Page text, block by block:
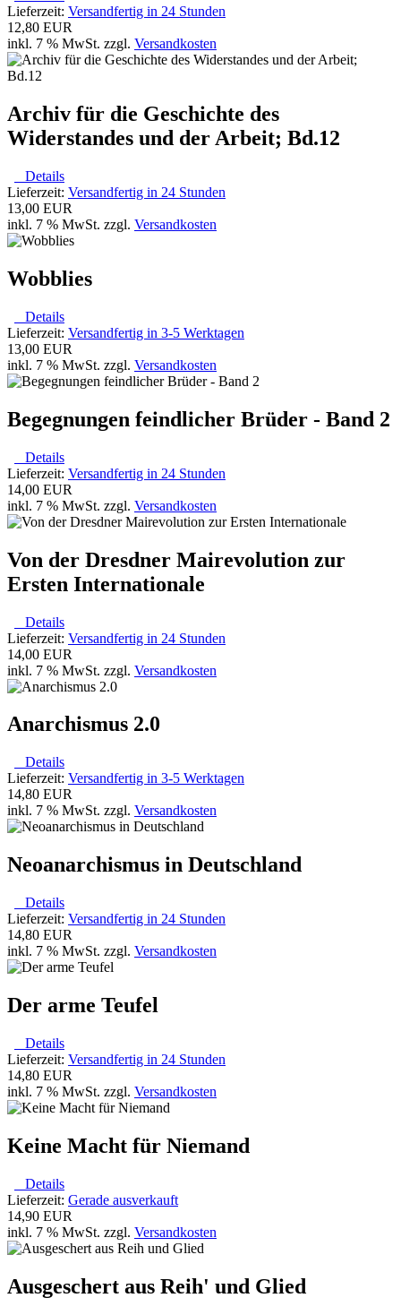
Lieferzeit: Versandfertig in 24 Stunden
12,80 EUR
inkl. 7 % MwSt. zzgl. Versandkosten
Archiv für die Geschichte des
Widerstandes und der Arbeit; Bd.12
Details
Lieferzeit: Versandfertig in 24 Stunden
13,00 EUR
inkl. 7 % MwSt. zzgl. Versandkosten
Wobblies
Details
Lieferzeit: Versandfertig in 3-5 Werktagen
13,00 EUR
inkl. 7 % MwSt. zzgl. Versandkosten
Begegnungen feindlicher Brüder - Band 2
Details
Lieferzeit: Versandfertig in 24 Stunden
14,00 EUR
inkl. 7 % MwSt. zzgl. Versandkosten
Von der Dresdner Mairevolution zur
Ersten Internationale
Details
Lieferzeit: Versandfertig in 24 Stunden
14,00 EUR
inkl. 7 % MwSt. zzgl. Versandkosten
Anarchismus 2.0
Details
Lieferzeit: Versandfertig in 3-5 Werktagen
14,80 EUR
inkl. 7 % MwSt. zzgl. Versandkosten
Neoanarchismus in Deutschland
Details
Lieferzeit: Versandfertig in 24 Stunden
14,80 EUR
inkl. 7 % MwSt. zzgl. Versandkosten
Der arme Teufel
Details
Lieferzeit: Versandfertig in 24 Stunden
14,80 EUR
inkl. 7 % MwSt. zzgl. Versandkosten
Keine Macht für Niemand
Details
Lieferzeit: Gerade ausverkauft
14,90 EUR
inkl. 7 % MwSt. zzgl. Versandkosten
Ausgeschert aus Reih' und Glied